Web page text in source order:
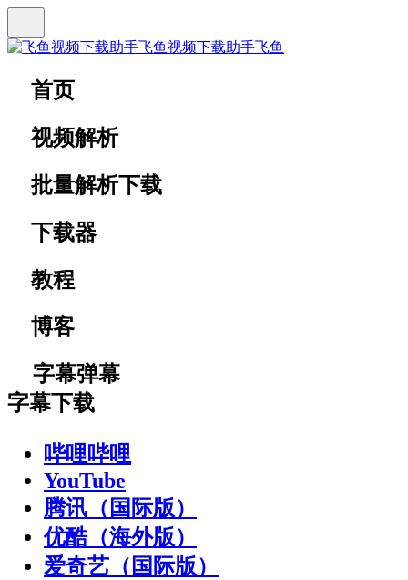
飞鱼视频下载助手飞鱼
首页
视频解析
批量解析下载
下载器
教程
博客
字幕弹幕
字幕下载
哔哩哔哩
YouTube
腾讯（国际版）
优酷（海外版）
爱奇艺（国际版）